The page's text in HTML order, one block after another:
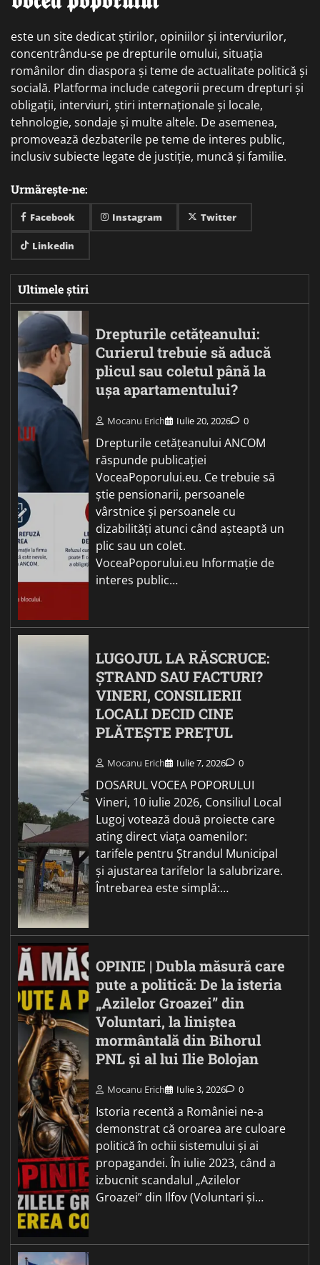
este un site dedicat știrilor, opiniilor și interviurilor,
concentrându-se pe drepturile omului, situația
românilor din diaspora și teme de actualitate politică și
socială. Platforma include categorii precum drepturi și
obligații, interviuri, știri internaționale și locale,
tehnologie, sondaje și multe altele. De asemenea,
promovează dezbaterile pe teme de interes public,
inclusiv subiecte legate de justiție, muncă și familie.
Urmărește-ne:
Facebook Instagram Twitter
Linkedin
Ultimele știri
Drepturile cetățeanului:
Curierul trebuie să aducă
plicul sau coletul până la
ușa apartamentului?
Mocanu Erich Iulie 20, 2026 0
Drepturile cetățeanului ANCOM
răspunde publicației
VoceaPoporului.eu. Ce trebuie să
știe pensionarii, persoanele
vârstnice și persoanele cu
dizabilități atunci când așteaptă un
plic sau un colet.
VoceaPoporului.eu Informație de
interes public…
LUGOJUL LA RĂSCRUCE:
ȘTRAND SAU FACTURI?
VINERI, CONSILIERII
LOCALI DECID CINE
PLĂTEȘTE PREȚUL
Mocanu Erich Iulie 7, 2026 0
DOSARUL VOCEA POPORULUI
Vineri, 10 iulie 2026, Consiliul Local
Lugoj votează două proiecte care
ating direct viața oamenilor:
tarifele pentru Ștrandul Municipal
și ajustarea tarifelor la salubrizare.
Întrebarea este simplă:…
OPINIE | Dubla măsură care
pute a politică: De la isteria
„Azilelor Groazei” din
Voluntari, la liniștea
mormântală din Bihorul
PNL și al lui Ilie Bolojan
Mocanu Erich Iulie 3, 2026 0
Istoria recentă a României ne-a
demonstrat că oroarea are culoare
politică în ochii sistemului și ai
propagandei. În iulie 2023, când a
izbucnit scandalul „Azilelor
Groazei” din Ilfov (Voluntari și…